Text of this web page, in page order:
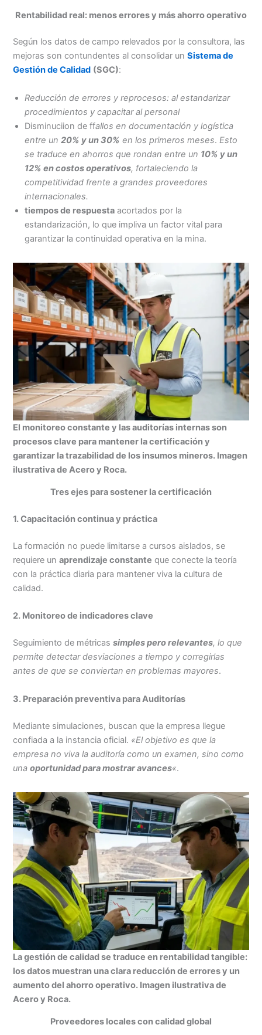
Rentabilidad real: menos errores y más ahorro operativo
Según los datos de campo relevados por la consultora, las
mejoras son contundentes al consolidar unSistema de
Gestión de Calidad (SGC):
Reducción de errores y reprocesos: al estandarizar
procedimientos y capacitar al personal
Disminuciion de ffallos en documentación y logística
entre un20% y un 30% en los primeros meses.Esto
se traduce en ahorros que rondan entre un 10% y un
12% en costos operativos, fortaleciendo la
competitividad frente a grandes proveedores
internacionales.
tiempos de respuesta acortados por la
estandarización, lo que impliva un factor vital para
garantizar la continuidad operativa en la mina.
El monitoreo constante y las auditorías internas son
procesos clave para mantener la certificación y
garantizar la trazabilidad de los insumos mineros. Imagen
ilustrativa de Acero y Roca.
Tres ejes para sostener la certificación
1. Capacitación continua y práctica
La formación no puede limitarse a cursos aislados, se
requiere unaprendizaje constante que conecte la teoría
con la práctica diaria para mantener viva la cultura de
calidad.
2. Monitoreo de indicadores clave
Seguimiento de métricas simples pero relevantes, lo que
permite detectar desviaciones a tiempo y corregirlas
antes de que se conviertan en problemas mayores.
3. Preparación preventiva para Auditorías
Mediante simulaciones, buscan que la empresa llegue
confiada a la instancia oficial. «El objetivo es que la
empresa no viva la auditoría como un examen, sino como
unaoportunidad para mostrar avances«.
La gestión de calidad se traduce en rentabilidad tangible:
los datos muestran una clara reducción de errores y un
aumento del ahorro operativo. Imagen ilustrativa de
Acero y Roca.
Proveedores locales con calidad global